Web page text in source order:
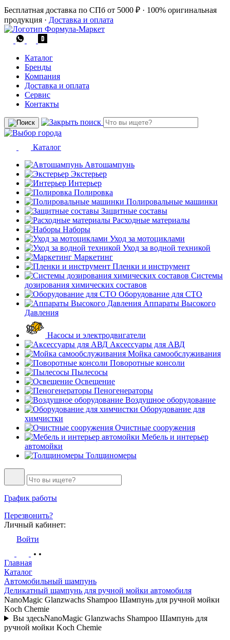
Бесплатная доставка по СПб от 5000 ₽ · 100% оригинальная
продукция · Доставка и оплата
Каталог
Бренды
Компания
Доставка и оплата
Сервис
Контакты
Каталог
Автошампунь
Экстерьер
Интерьер
Полировка
Полировальные машинки
Защитные составы
Расходные материалы
Наборы
Уход за мотоциклами
Уход за водной техникой
Маркетинг
Пленки и инструмент
Системы
дозирования химических составов
Оборудование для СТО
Аппараты Высокого
Давления
Насосы и электродвигатели
Аксессуары для АВД
Мойка самообслуживания
Поворотные консоли
Пылесосы
Освещение
Пеногенераторы
Воздушное оборудование
Оборудование для
химчистки
Очистные сооружения
Мебель и интерьер
автомойки
Толщиномеры
График работы
Перезвонить?
Личный кабинет:
Войти
Главная
Каталог
Автомобильный шампунь
Деликатный шампунь для ручной мойки автомобиля
NanoMagic Glanzwachs Shampoo Шампунь для ручной мойки
Koch Chemie
Вы здесьNanoMagic Glanzwachs Shampoo Шампунь для
ручной мойки Koch Chemie